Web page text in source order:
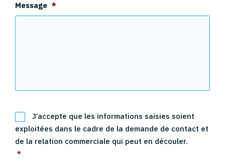
Message *
R
G
P
D
*
J’accepte que les informations saisies soient
exploitées dans le cadre de la demande de contact et
de la relation commerciale qui peut en découler.
*